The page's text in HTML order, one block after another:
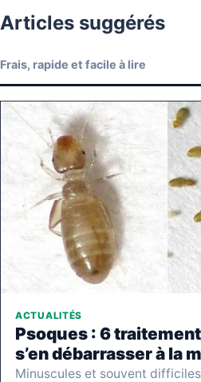
Articles suggérés
Frais, rapide et facile à lire
ACTUALITÉS
Psoques : 6
s’en débarrasser à la
Minuscules et souvent